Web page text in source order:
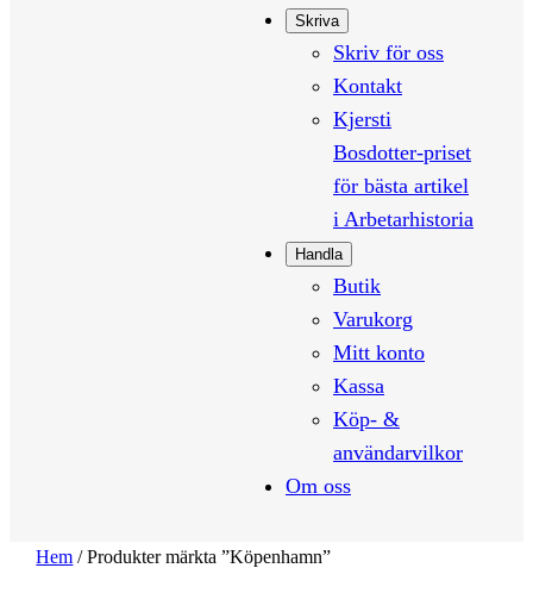
Skriva
Skriv för oss
Kontakt
Kjersti
Bosdotter-priset
för bästa artikel
i Arbetarhistoria
Handla
Butik
Varukorg
Mitt konto
Kassa
Köp- &
användarvilkor
Om oss
Hem / Produkter märkta ”Köpenhamn”